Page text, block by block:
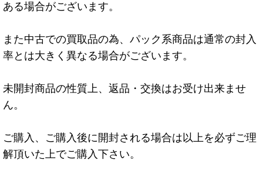
ある場合がございます。
また中古での買取品の為、パック系商品は通常の封入
率とは大きく異なる場合がございます。
未開封商品の性質上、返品・交換はお受け出来ませ
ん。
ご購入、ご購入後に開封される場合は以上を必ずご理
解頂いた上でご購入下さい。